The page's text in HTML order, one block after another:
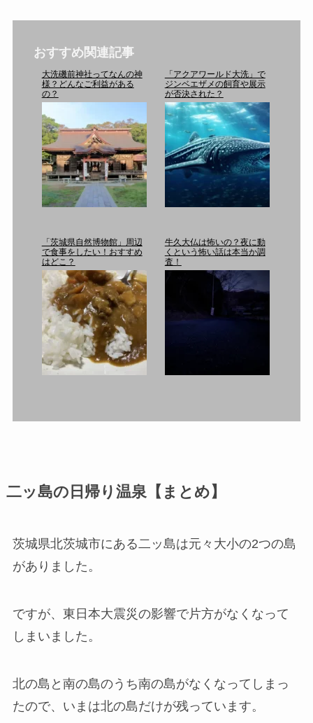
おすすめ関連記事
大洗磯前神社ってなんの神
様？どんなご利益がある
の？
「アクアワールド大洗」で
ジンベエザメの飼育や展示
が否決された？
「茨城県自然博物館」周辺
で食事をしたい！おすすめ
はどこ？
牛久大仏は怖いの？夜に動
くという怖い話は本当か調
査！
二ッ島の日帰り温泉【まとめ】
茨城県北茨城市にある二ッ島は元々大小の2つの島
がありました。
ですが、東日本大震災の影響で片方がなくなって
しまいました。
北の島と南の島のうち南の島がなくなってしまっ
たので、いまは北の島だけが残っています。